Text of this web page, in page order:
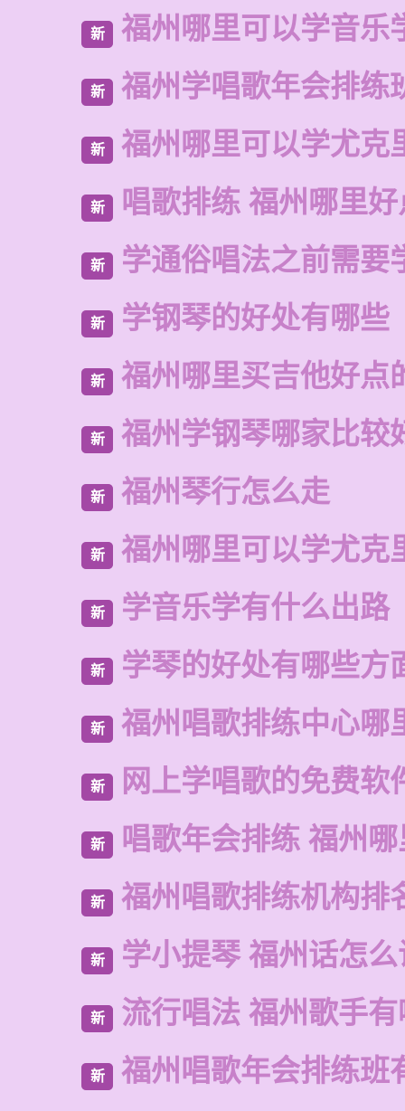
新 福州哪里可以学音乐
新 福州学唱歌年会排练
新 福州哪里可以学尤克
新 唱歌排练 福州哪里
新 学通俗唱法之前需要
新 学钢琴的好处有哪些
新 福州哪里买吉他好点
新 福州学钢琴哪家比较
新 福州琴行怎么走
新 福州哪里可以学尤克
新 学音乐学有什么出路
新 学琴的好处有哪些方
新 福州唱歌排练中心哪
新 网上学唱歌的免费软
新 唱歌年会排练 福州
新 福州唱歌排练机构排
新 学小提琴 福州话怎
新 流行唱法 福州歌手
新 福州唱歌年会排练班